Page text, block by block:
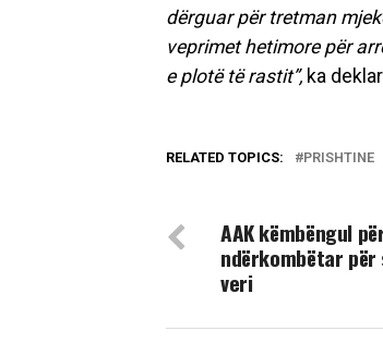
dërguar për tretman
veprimet hetimore për
e plotë të rastit”, ka
RELATED TOPICS: PRISHTINE
​AAK këmbëngul
ndërkombëtar
veri